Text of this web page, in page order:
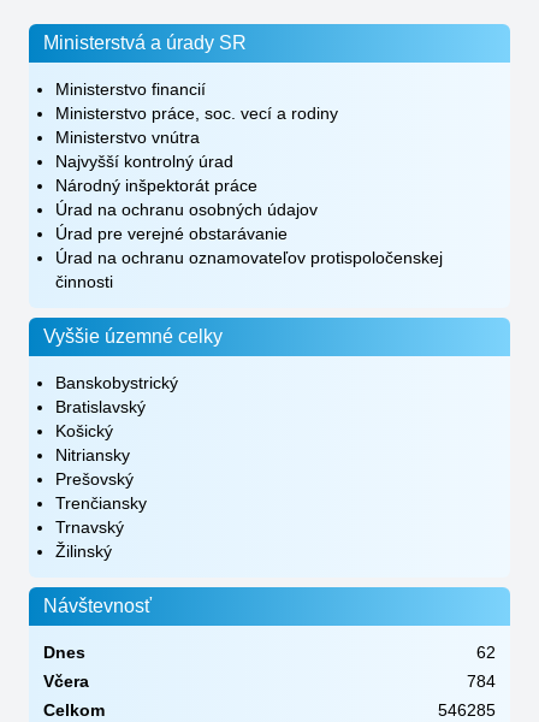
Ministerstvá a úrady SR
Ministerstvo financií
Ministerstvo práce, soc. vecí a rodiny
Ministerstvo vnútra
Najvyšší kontrolný úrad
Národný inšpektorát práce
Úrad na ochranu osobných údajov
Úrad pre verejné obstarávanie
Úrad na ochranu oznamovateľov protispoločenskej
činnosti
Vyššie územné celky
Banskobystrický
Bratislavský
Košický
Nitriansky
Prešovský
Trenčiansky
Trnavský
Žilinský
Návštevnosť
Dnes
62
Včera
784
Celkom
546285